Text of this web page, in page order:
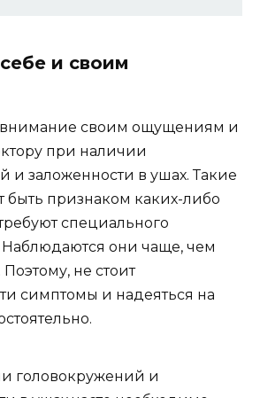
и своим
своим ощущениям и
при наличии
и заложенности в ушах. Такие
быть признаком каких-либо
специального
Наблюдаются они чаще, чем
не стоит
симптомы и надеяться на
головокружений и